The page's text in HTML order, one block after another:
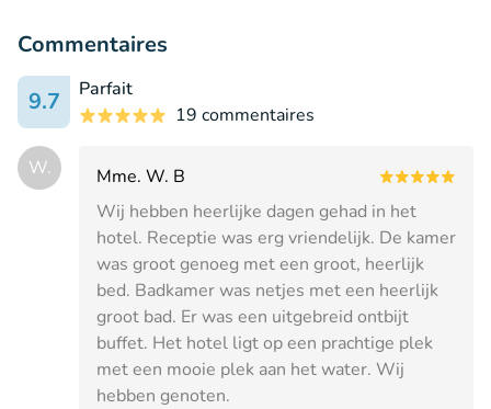
Commentaires
9.7
Parfait
19 commentaires
W.
Mme. W. B
Wij hebben heerlijke dagen gehad in het
hotel. Receptie was erg vriendelijk. De kamer
was groot genoeg met een groot, heerlijk
bed. Badkamer was netjes met een heerlijk
groot bad. Er was een uitgebreid ontbijt
buffet. Het hotel ligt op een prachtige plek
met een mooie plek aan het water. Wij
hebben genoten.